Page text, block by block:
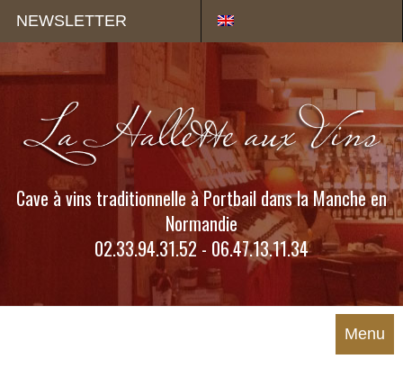
NEWSLETTER
Cave à vins traditionnelle à Portbail dans la Manche en
Normandie
02.33.94.31.52 - 06.47.13.11.34
Menu
Panneau de gestion des cookies